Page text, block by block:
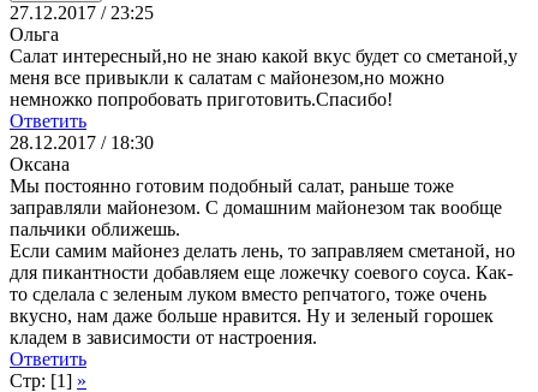
27.12.2017 / 23:25
Ольга
Салат интересный,но не знаю какой вкус будет со сметаной,у
меня все привыкли к салатам с майонезом,но можно
немножко попробовать приготовить.Спасибо!
Ответить
28.12.2017 / 18:30
Оксана
Мы постоянно готовим подобный салат, раньше тоже
заправляли майонезом. С домашним майонезом так вообще
пальчики оближешь.
Если самим майонез делать лень, то заправляем сметаной, но
для пикантности добавляем еще ложечку соевого соуса. Как-
то сделала с зеленым луком вместо репчатого, тоже очень
вкусно, нам даже больше нравится. Ну и зеленый горошек
кладем в зависимости от настроения.
Ответить
Стр: [1] »